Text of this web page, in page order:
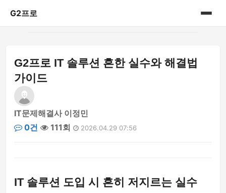
G2프로
IT리뷰
G2프로 IT 솔루션 흔한 실수와 해결법
가이드
IT문제해결사 이정민
0건
111회 2026.04.29 07:56
IT 솔루션 도입 시 흔히 저지르는 실수